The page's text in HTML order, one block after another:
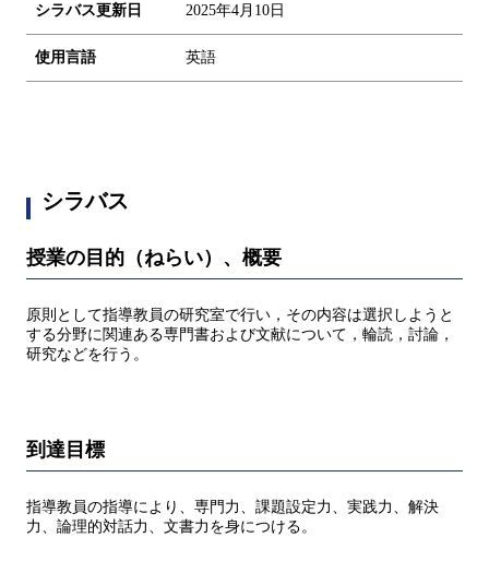
シラバス更新日 2025年4月10日
使用言語 英語
シラバス
授業の目的（ねらい）、概要
原則として指導教員の研究室で行い，その内容は選択しようと
する分野に関連ある専門書および文献について，輪読，討論，
研究などを行う。
到達目標
指導教員の指導により、専門力、課題設定力、実践力、解決
力、論理的対話力、文書力を身につける。